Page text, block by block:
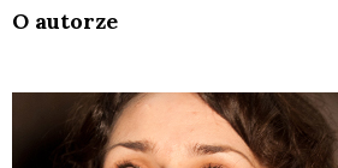
O autorze